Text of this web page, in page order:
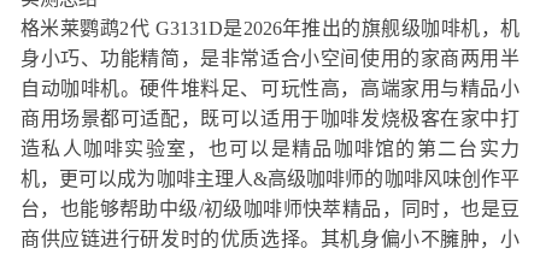
格米莱鹦鹉2代 G3131D是2026年推出的旗舰级咖啡机，机
身小巧、功能精简，是非常适合小空间使用的家商两用半
自动咖啡机。硬件堆料足、可玩性高，高端家用与精品小
商用场景都可适配，既可以适用于咖啡发烧极客在家中打
造私人咖啡实验室，也可以是精品咖啡馆的第二台实力
机，更可以成为咖啡主理人&高级咖啡师的咖啡风味创作平
台，也能够帮助中级/初级咖啡师快萃精品，同时，也是豆
商供应链进行研发时的优质选择。其机身偏小不臃肿，小